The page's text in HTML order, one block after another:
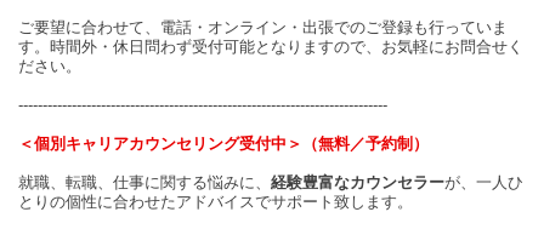
ご要望に合わせて、電話・オンライン・出張でのご登録も行っていま
す。時間外・休日問わず受付可能となりますので、お気軽にお問合せく
ださい。
----------------------------------------------------------------------------
＜個別キャリアカウンセリング受付中＞（無料／予約制）
就職、転職、仕事に関する悩みに、 経験豊富なカウンセラーが、一人ひ
とりの個性に合わせたアドバイスでサポート致します。